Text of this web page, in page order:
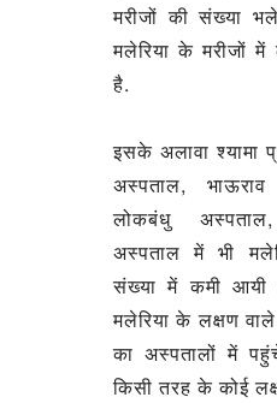
मरीजों की संख्या
मलेरिया के मरीजों
है.
इसके अलावा श्यामा
अस्पताल,
लोकबंधु अस्पताल,
अस्पताल में भी
संख्या में कमी
मलेरिया के लक्षण
का अस्पतालों में
किसी तरह के कोई